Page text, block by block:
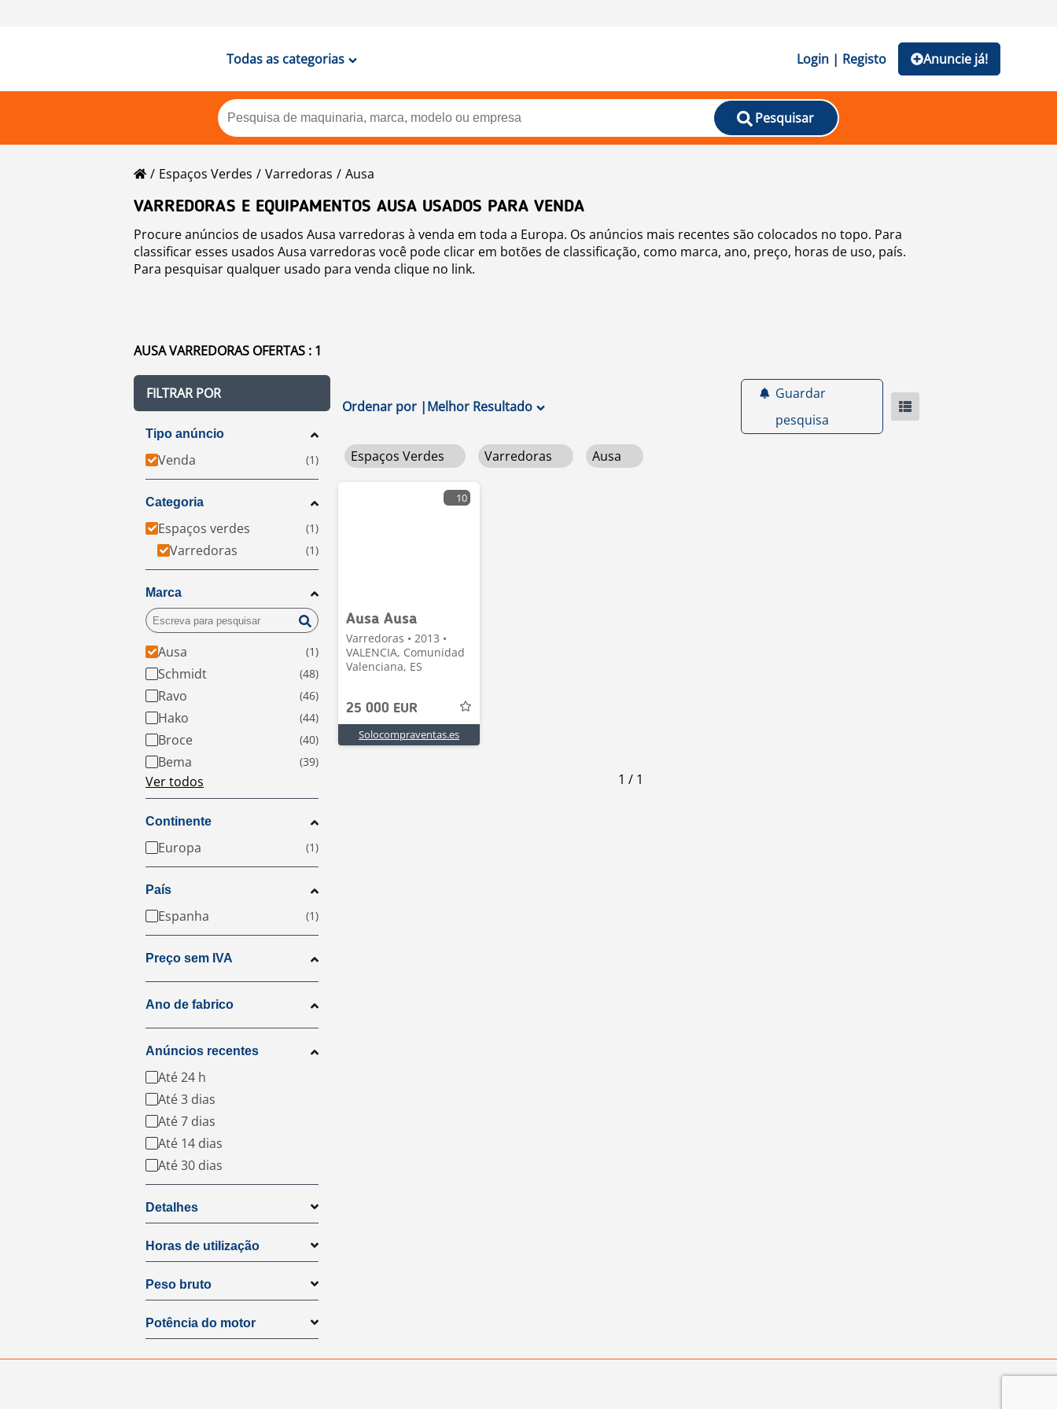
Todas as categorias Login | Registo Anuncie já!
Pesquisar
Espaços Verdes Varredoras
Ausa
VARREDORAS E EQUIPAMENTOS AUSA USADOS PARA VENDA
Procure anúncios de usados Ausa varredoras à venda em toda a Europa. Os anúncios mais recentes são colocados no topo. Para
classificar esses usados Ausa varredoras você pode clicar em botões de classificação, como marca, ano, preço, horas de uso, país.
Para pesquisar qualquer usado para venda clique no link.
AUSA VARREDORAS OFERTAS : 1
FILTRAR POR
Tipo anúncio
Venda
Categoria
Espaços verdes
Varredoras
Marca
Ausa
Schmidt
Ravo
Hako
Broce
Bema
Ver todos
Continente
Europa
País
Espanha
Preço sem IVA
Ano de fabrico
Anúncios recentes
Até 24 h
Até 3 dias
Até 7 dias
Até 14 dias
Até 30 dias
Detalhes
Horas de utilização
Peso bruto
Potência do motor
Ordenar por |Melhor Resultado
Guardar
pesquisa
Espaços Verdes Varredoras Ausa
10
Ausa Ausa
Varredoras • 2013 •
VALENCIA, Comunidad
Valenciana, ES
25 000 EUR
Solocompraventas.es
1 / 1